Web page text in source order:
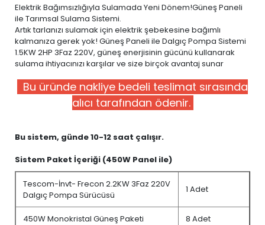
Elektrik Bağımsızlığıyla Sulamada Yeni Dönem!Güneş Paneli
ile Tarımsal Sulama Sistemi.
Artık tarlanızı sulamak için elektrik şebekesine bağımlı
kalmanıza gerek yok! Güneş Paneli ile Dalgıç Pompa Sistemi
1.5KW 2HP 3Faz 220V, güneş enerjisinin gücünü kullanarak
sulama ihtiyacınızı karşılar ve size birçok avantaj sunar
Bu üründe nakliye bedeli teslimat sırasında
alıcı tarafından ödenir.
Bu sistem, günde 10-12 saat çalışır.
Sistem Paket İçeriği (450W Panel ile)
Tescom-İnvt- Frecon 2.2KW 3Faz 220V
Dalgıç Pompa Sürücüsü
1 Adet
450W Monokristal Güneş Paketi 8 Adet